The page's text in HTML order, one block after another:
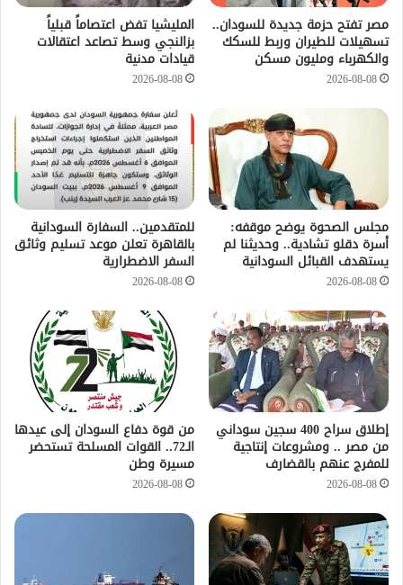
مصر تفتح حزمة جديدة للسودان..
تسهيلات للطيران وربط للسكك
والكهرباء ومليون مسكن
2026-08-08
المليشيا تفض اعتصاماً قبلياً
بزالنجي وسط تصاعد اعتقالات
قيادات مدنية
2026-08-08
مجلس الصحوة يوضح موقفه:
أسرة دقلو تشادية.. وحديثنا لم
يستهدف القبائل السودانية
2026-08-08
للمتقدمين.. السفارة السودانية
بالقاهرة تعلن موعد تسليم وثائق
السفر الاضطرارية
2026-08-08
إطلاق سراح 400 سجين سوداني
من مصر .. ومشروعات إنتاجية
للمفرج عنهم بالقضارف
2026-08-08
من قوة دفاع السودان إلى عيدها
الـ72.. القوات المسلحة تستحضر
مسيرة وطن
2026-08-08